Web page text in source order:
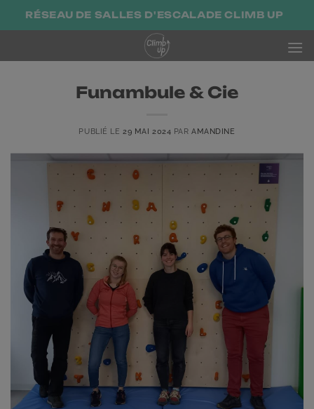
PasserRÉSEAU DE SALLES D'ESCALADE CLIMB UP
Funambule & Cie
PUBLIÉ LE29 MAI 2024 PARAMANDINE